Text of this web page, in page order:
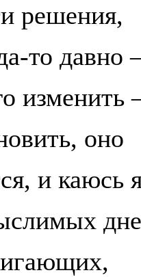
решения,
то давно
изменить
оно
и каюсь